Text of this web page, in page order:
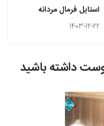
استایل فرمال مردانه
1403-12-22
داشته باشید